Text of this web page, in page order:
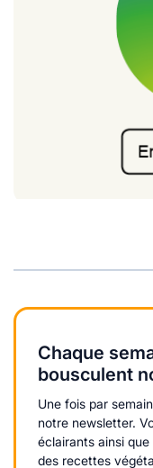
Chaque
bousculent
Une fois par
notre newsletter.
éclairants ainsi
des recettes